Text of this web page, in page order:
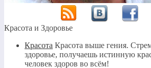
Красота и Здоровье
Красота Красота выше гения.
здоровье, получаешь истинную
человек здоров во всём!